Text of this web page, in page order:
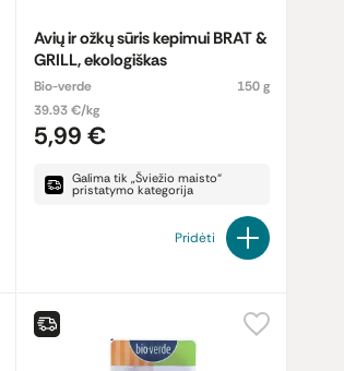
Avių ir ožkų sūris kepimui BRAT &
GRILL, ekologiškas
Bio-verde
150 g
39.93 €/kg
5,99 €
Galima tik „Šviežio maisto“
pristatymo kategorija
Pridėti